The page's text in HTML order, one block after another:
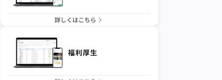
詳しくはこちら
福利厚生